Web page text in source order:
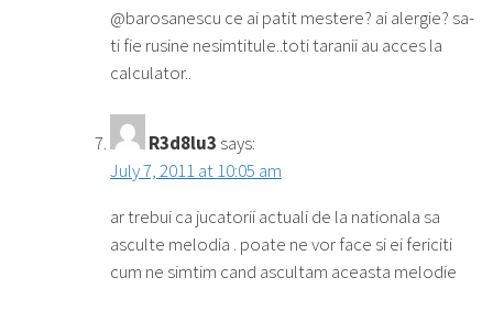
@barosanescu ce ai patit mestere? ai alergie? sa-
ti fie rusine nesimtitule..toti taranii au acces la
calculator..
R3d8lu3 says:
July 7, 2011 at 10:05 am
ar trebui ca jucatorii actuali de la nationala sa
asculte melodia . poate ne vor face si ei fericiti
cum ne simtim cand ascultam aceasta melodie